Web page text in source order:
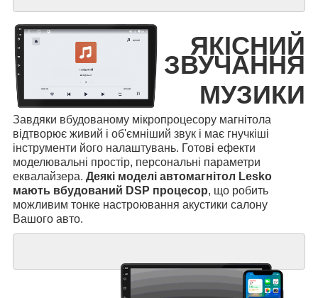
ЯКІСНИЙ
ЗВУЧАННЯ
МУЗИКИ
Завдяки вбудованому мікропроцесору магнітола
відтворює живий і об'ємніший звук і має гнучкіші
інструменти його налаштувань. Готові ефекти
моделювальні простір, персональні параметри
еквалайзера. Деякі моделі автомагнітол Lesko
мають вбудований DSP процесор, що робить
можливим тонке настроювання акустики салону
Вашого авто.